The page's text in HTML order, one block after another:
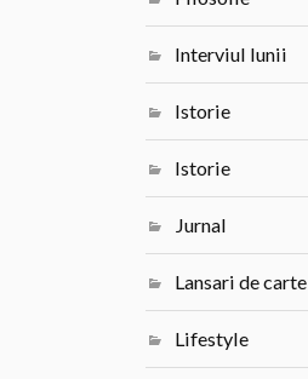
Interviul lunii
Istorie
Istorie
Jurnal
Lansari de carte
Lifestyle